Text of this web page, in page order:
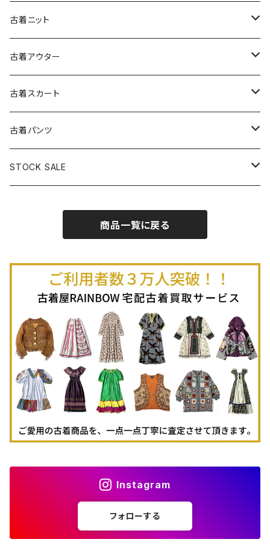
古着ノースリーブワンピース
古着キャミソールワンピース
古着ベアトップワンピース
古着オールインワン
古着オーバーオール
古着半袖シャツ・ブラウス
古着ノースリーブシャツ・ブラウス
古着スウェット&パーカー
古着スウェット
古着パーカー
古着プルオーバー
古着長袖プルオーバー
古着半袖プルオーバー
古着Ｔシャツ
古着長袖Ｔシャツ
古着半袖Ｔシャツ
古着ベスト
古着キャミソール
古着ポロシャツ
古着長袖ポロシャツ
古着スウェット
古着パーカー
古着タンクトップ
古着ニット
古着セーター
古着カーディガン
古着半袖ニット
古着ニットアウター
古着アウター
古着ライトジャケット
古着ライトコート
古着ヘビージャケット
古着羽織り
古着スカート
古着ロング丈スカート (丈76cm-)
古着膝丈スカート (丈56-75cm)
古着ミニ丈スカート (丈56-75cm)
古着パンツ
古着ロング丈パンツ
STOCK SALE
Autumn / Winter
商品一覧に戻る
Instagram
フォローする